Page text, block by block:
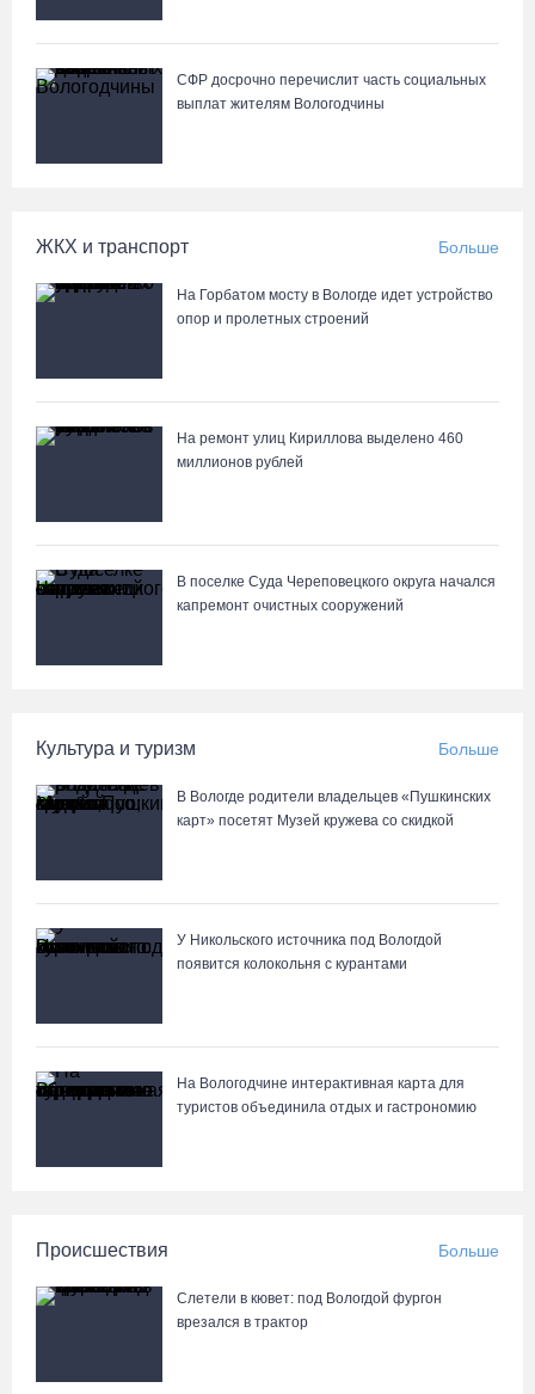
Вологде
Шестеро вологодских школьников поедут в путешествие по
стране в поезде-отеле
04.08.26 / 18:45
Город Кириллов отметил свой 250-летний юбилей открытием
музейной выставки
04.08.26 / 17:45
Пять пьяных водителей и 15 без прав задержали за сутки
вологодские гаишники
вечерней Вологды»
СФР досрочно перечислит часть социальных
выплат жителям Вологодчины
ЖКХ и транспорт Больше
На Горбатом мосту в Вологде идет устройство
опор и пролетных строений
На ремонт улиц Кириллова выделено 460
миллионов рублей
В поселке Суда Череповецкого округа начался
капремонт очистных сооружений
Культура и туризм Больше
В Вологде родители владельцев «Пушкинских
карт» посетят Музей кружева со скидкой
У Никольского источника под Вологдой
появится колокольня с курантами
На Вологодчине интерактивная карта для
туристов объединила отдых и гастрономию
Происшествия Больше
Слетели в кювет: под Вологдой фургон
врезался в трактор